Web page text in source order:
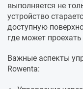
выполняется не
устройство
доступную
где может проехать
Важные аспекты
Rowenta: